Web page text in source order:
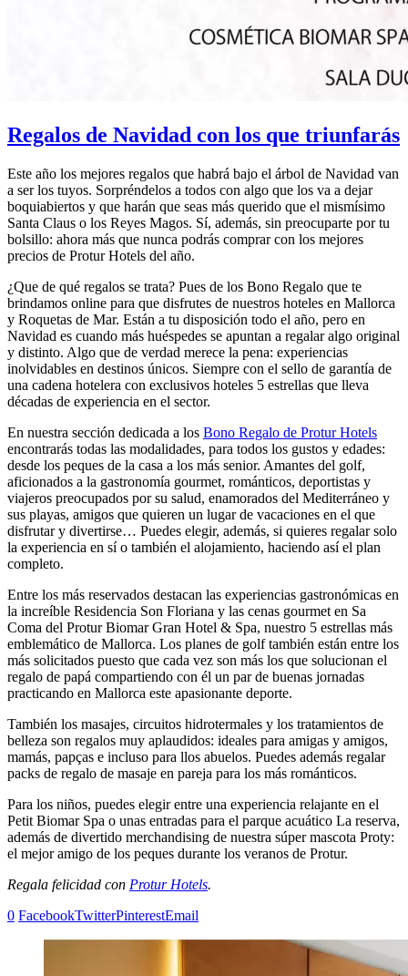
Regalos de Navidad con los que triunfarás
Este año los mejores regalos que habrá bajo el árbol de Navidad van
a ser los tuyos. Sorpréndelos a todos con algo que los va a dejar
boquiabiertos y que harán que seas más querido que el mismísimo
Santa Claus o los Reyes Magos. Sí, además, sin preocuparte por tu
bolsillo: ahora más que nunca podrás comprar con los mejores
precios de Protur Hotels del año.
¿Que de qué regalos se trata? Pues de los Bono Regalo que te
brindamos online para que disfrutes de nuestros hoteles en Mallorca
y Roquetas de Mar. Están a tu disposición todo el año, pero en
Navidad es cuando más huéspedes se apuntan a regalar algo original
y distinto. Algo que de verdad merece la pena: experiencias
inolvidables en destinos únicos. Siempre con el sello de garantía de
una cadena hotelera con exclusivos hoteles 5 estrellas que lleva
décadas de experiencia en el sector.
En nuestra sección dedicada a los Bono Regalo de Protur Hotels
encontrarás todas las modalidades, para todos los gustos y edades:
desde los peques de la casa a los más senior. Amantes del golf,
aficionados a la gastronomía gourmet, románticos, deportistas y
viajeros preocupados por su salud, enamorados del Mediterráneo y
sus playas, amigos que quieren un lugar de vacaciones en el que
disfrutar y divertirse… Puedes elegir, además, si quieres regalar solo
la experiencia en sí o también el alojamiento, haciendo así el plan
completo.
Entre los más reservados destacan las experiencias gastronómicas en
la increíble Residencia Son Floriana y las cenas gourmet en Sa
Coma del Protur Biomar Gran Hotel & Spa, nuestro 5 estrellas más
emblemático de Mallorca. Los planes de golf también están entre los
más solicitados puesto que cada vez son más los que solucionan el
regalo de papá compartiendo con él un par de buenas jornadas
practicando en Mallorca este apasionante deporte.
También los masajes, circuitos hidrotermales y los tratamientos de
belleza son regalos muy aplaudidos: ideales para amigas y amigos,
mamás, papças e incluso para llos abuelos. Puedes además regalar
packs de regalo de masaje en pareja para los más románticos.
Para los niños, puedes elegir entre una experiencia relajante en el
Petit Biomar Spa o unas entradas para el parque acuático La reserva,
además de divertido merchandising de nuestra súper mascota Proty:
el mejor amigo de los peques durante los veranos de Protur.
Regala felicidad con Protur Hotels.
0 FacebookTwitterPinterestEmail